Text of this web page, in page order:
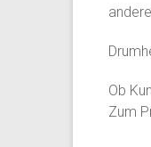
Ob
Zum